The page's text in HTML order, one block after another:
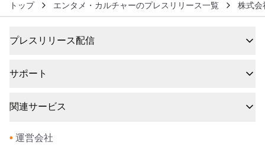
トップ エンタメ・カルチャーのプレスリリース一覧 株式会
プレスリリース配信
サポート
関連サービス
• 運営会社